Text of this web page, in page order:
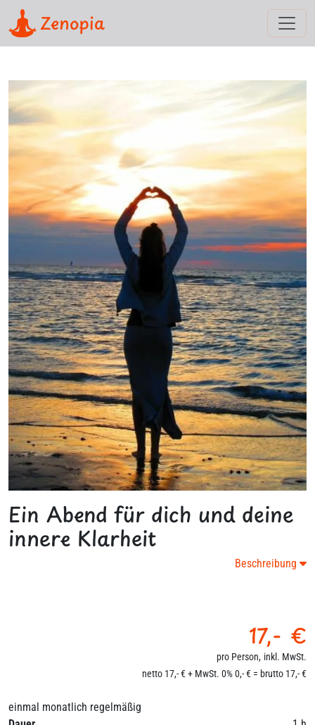
Zenopia
Ein Abend für dich und deine
innere Klarheit
Beschreibung
17,- €
pro Person, inkl. MwSt.
netto 17,- € + MwSt. 0% 0,- € = brutto 17,- €
einmal monatlich regelmäßig